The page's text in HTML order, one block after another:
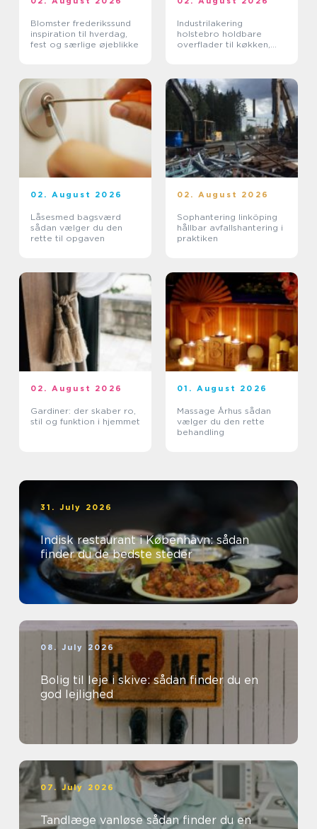
Blomster frederikssund
inspiration til hverdag,
fest og særlige øjeblikke
Industrilakering
holstebro holdbare
overflader til køkken,
02. August 2026
Låsesmed bagsværd
sådan vælger du den
rette til opgaven
02. August 2026
Sophantering linköping
hållbar avfallshantering i
praktiken
02. August 2026
Gardiner: der skaber ro,
stil og funktion i hjemmet
01. August 2026
Massage Århus sådan
vælger du den rette
behandling
31. July 2026
Indisk restaurant i København: sådan
finder du de bedste steder
08. July 2026
Bolig til leje i skive: sådan finder du en
god lejlighed
07. July 2026
Tandlæge vanløse sådan finder du en